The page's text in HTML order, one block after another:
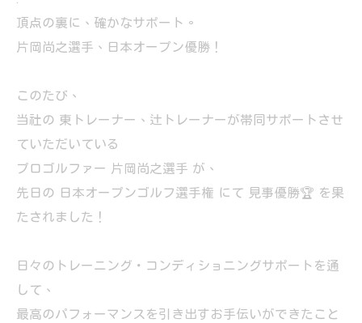
頂点の裏に、確かなサポート。
片岡尚之選手、日本オープン優勝！
このたび、
当社の 東トレーナー、辻トレーナーが帯同サポートさせ
ていただいている
プロゴルファー 片岡尚之選手 が、
先日の 日本オープンゴルフ選手権 にて 見事優勝🏆 を果
たされました！
日々のトレーニング・コンディショニングサポートを通
して、
最高のパフォーマンスを引き出すお手伝いができたこと